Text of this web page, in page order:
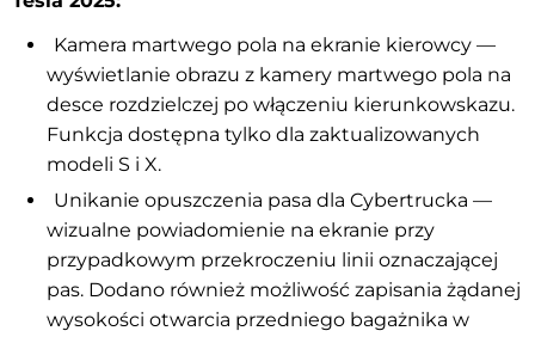
Kamera martwego pola na ekranie kierowcy —
wyświetlanie obrazu z kamery martwego pola na
desce rozdzielczej po włączeniu kierunkowskazu.
Funkcja dostępna tylko dla zaktualizowanych
modeli S i X.
Unikanie opuszczenia pasa dla Cybertrucka —
wizualne powiadomienie na ekranie przy
przypadkowym przekroczeniu linii oznaczającej
pas. Dodano również możliwość zapisania żądanej
wysokości otwarcia przedniego bagażnika w